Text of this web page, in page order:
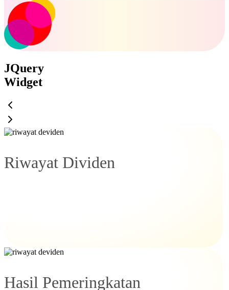
JQuery
Widget
Riwayat Dividen
Hasil Pemeringkatan